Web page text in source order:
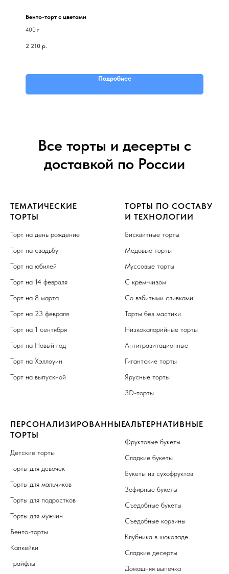
Бенто-торт с цветами
400 г
2 210 р.
Подробнее
Все торты и десерты с
доставкой по России
ТЕМАТИЧЕСКИЕ
ТОРТЫ
Торт на день рождение
Торт на свадьбу
Торт на юбилей
Торт на 14 февраля
Торт на 8 марта
Торт на 23 февраля
Торт на 1 сентября
Торт на Новый год
Торт на Хэллоуин
Торт на выпускной
ТОРТЫ ПО СОСТАВУ
И ТЕХНОЛОГИИ
Бисквитные торты
Медовые торты
Муссовые торты
С крем-чизом
Со взбитыми сливками
Торты без мастики
Низкокалорийные торты
Антигравитационные
Гигантские торты
Ярусные торты
3D-торты
ПЕРСОНАЛИЗИРОВАННЫЕ
ТОРТЫ
Детские торты
Торты для девочек
Торты для мальчиков
Торты для подростков
Торты для мужчин
Бенто-торты
Капкейки
Трайфлы
АЛЬТЕРНАТИВНЫЕ
Фруктовые букеты
Сладкие букеты
Букеты из сухофруктов
Зефирные букеты
Съедобные букеты
Съедобные корзины
Клубника в шоколаде
Сладкие десерты
Домашняя выпечка